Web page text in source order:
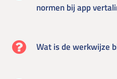
normen bij app
Wat is de werkwijze